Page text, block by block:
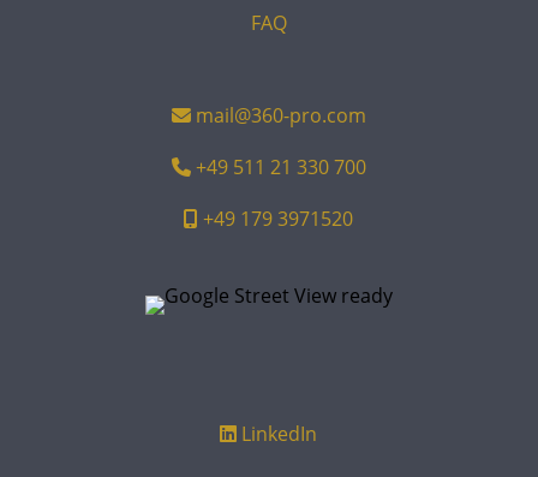
FAQ
mail@360-pro.com
+49 511 21 330 700
+49 179 3971520
LinkedIn